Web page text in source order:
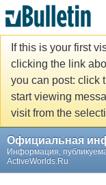
If this is your first
clicking the link
you can post: click
start viewing
visit from the
Официальная
Информация,
ActiveWorlds.Ru